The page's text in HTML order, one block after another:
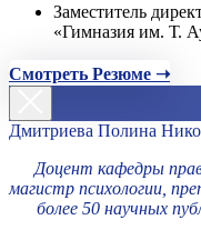
Заместитель
«Гимназия им. Т.
Смотреть Резюме ➝
Дмитриева Полина
Доцент кафедры
магистр психологии,
более 50 научных